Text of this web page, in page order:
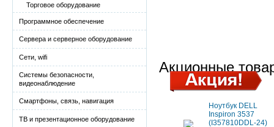
Торговое оборудование
Программное обеспечение
Сервера и серверное оборудование
Сети, wifi
Системы безопасности,
видеонаблюдение
Смартфоны, связь, навигация
ТВ и презентационное оборудование
Акционные
Ноутбук DELL
Inspiron 3537
(I357810DDL-24)